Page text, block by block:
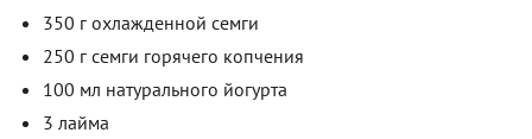
350 г охлажденной семги
250 г семги горячего копчения
100 мл натурального йогурта
3 лайма